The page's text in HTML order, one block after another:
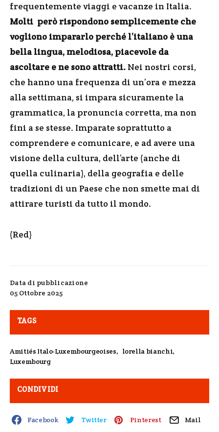
Data di pubblicazione
05 Ottobre 2025
TAGS
Amitiés Italo-Luxembourgeoises, lorella bianchi,
Luxembourg
CONDIVIDI
Facebook Twitter Pinterest Mail
frequentemente viaggi e vacanze in Italia.
Molti però rispondono semplicemente che
vogliono impararlo perché l’italiano è una
bella lingua, melodiosa, piacevole da
ascoltare e ne sono attratti.Nei nostri corsi,
che hanno una frequenza di un’ora e mezza
alla settimana, si impara sicuramente la
grammatica, la pronuncia corretta, ma non
fini a se stesse. Imparate soprattutto a
comprendere e comunicare, e ad avere una
visione della cultura, dell’arte (anche di
quella culinaria), della geografia e delle
tradizioni di un Paese che non smette mai di
attirare turisti da tutto il mondo.
(Red)